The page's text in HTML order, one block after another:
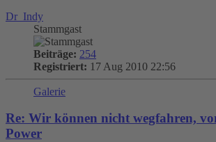
Dr_Indy
Stammgast
Beiträge: 254
Registriert: 17 Aug 2010 22:56
Galerie
Re: Wir können nicht wegfahren,
Power